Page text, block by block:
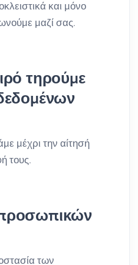
και μόνο
μαζί σας.
τηρούμε
μέχρι την αίτησή
τους.
των